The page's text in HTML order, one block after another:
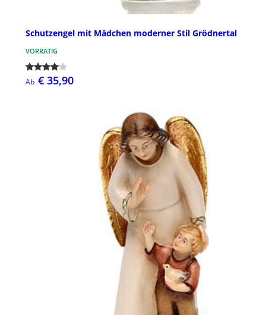
Schutzengel mit Mädchen moderner Stil Grödnertal
VORRÄTIG
Ab € 35,90